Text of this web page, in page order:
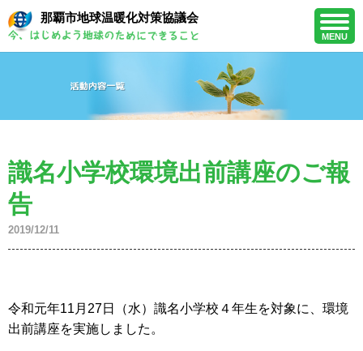
那覇市地球温暖化対策協議会
MENU
識名小学校環境出前講座のご報
告
2019/12/11
令和元年11月27日（水）識名小学校４年生を対象に、環境
出前講座を実施しました。